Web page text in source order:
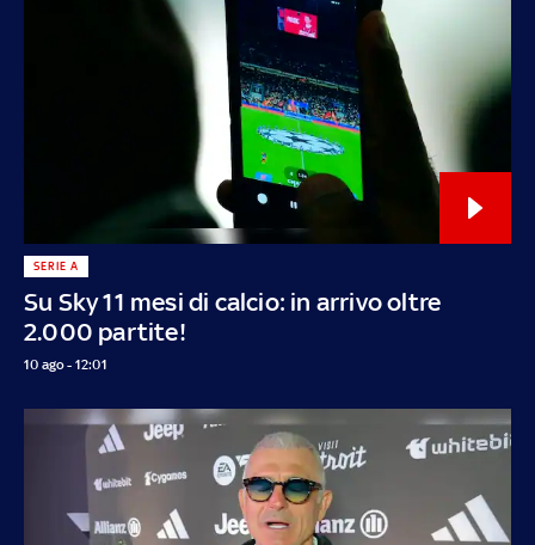
Su Sky 11 mesi di calcio: in arrivo oltre
2.000 partite!
SERIE A
10 ago - 12:01